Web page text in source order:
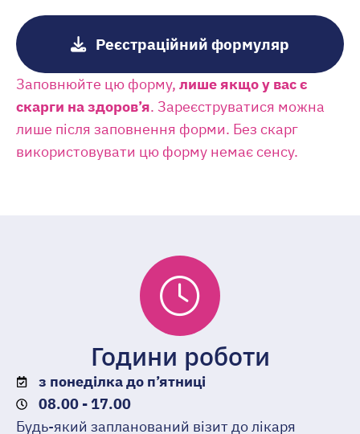
Pеєстраційний формуляр
Заповнюйте цю форму, лише якщо у вас є
скарги на здоров’я. Зареєструватися можна
лише після заповнення форми. Без скарг
використовувати цю форму немає сенсу.
Години роботи
з понеділка до п’ятниці
08.00 - 17.00
Будь-який запланований візит до лікаря